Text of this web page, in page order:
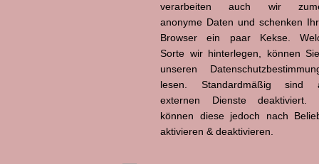
WhatsApp
Facebook
X Tumblr
Pinterest
Teilen
Diamante|Ein Fest fürs Leben|filmstarts|
Killers of the Flower Moon|Man Eater|
Schafstage|Sur'da Devran|Tango Shalom|Trolls
Yuku und die Blume des Himalaya
verarbeiten auch wir
anonyme Daten und schenken
Browser ein paar Kekse.
Sorte wir hinterlegen, können
unseren
lesen. Standardmäßig sind
externen Dienste deaktiviert.
können diese jedoch nach
aktivieren & deaktivieren.